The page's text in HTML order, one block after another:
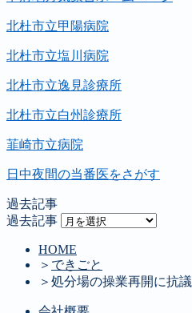
北杜市立甲陽病院
北杜市立塩川病院
北杜市立逸見診療所
北杜市立白州診療所
韮崎市立病院
日中夜間の当番医をさがす
過去記事
過去記事
HOME
＞ できごと
＞ 処分場の操業再開に抗議